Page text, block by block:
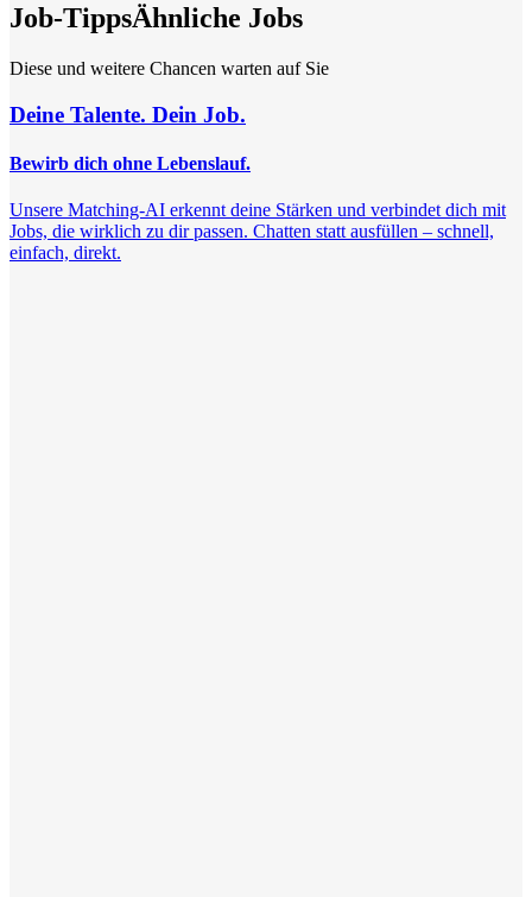
Job-TippsÄhnliche Jobs
Diese und weitere Chancen warten auf Sie
Deine Talente. Dein Job.
Bewirb dich ohne Lebenslauf.
Unsere Matching-AI erkennt deine Stärken und verbindet dich mit
Jobs, die wirklich zu dir passen. Chatten statt ausfüllen – schnell,
einfach, direkt.